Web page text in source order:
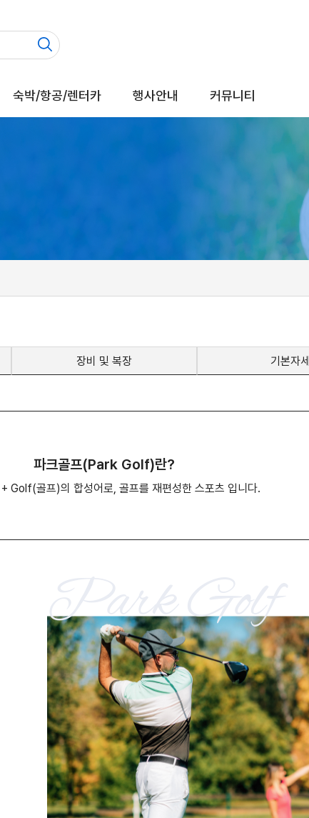
숙박/항공/렌터카 행사안내 커뮤니티
장비 및 복장 기본자세
파크골프(Park Golf)란?
Golf(골프)의 합성어로, 골프를 재편성한 스포츠 입니다.
Park Golf